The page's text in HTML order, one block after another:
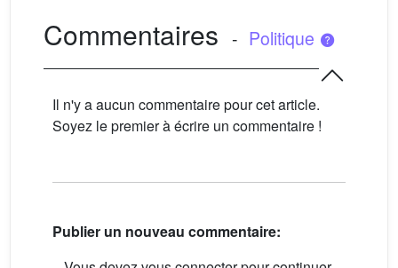
Commentaires - Politique
Il n'y a aucun commentaire pour cet article.
Soyez le premier à écrire un commentaire !
Publier un nouveau commentaire: